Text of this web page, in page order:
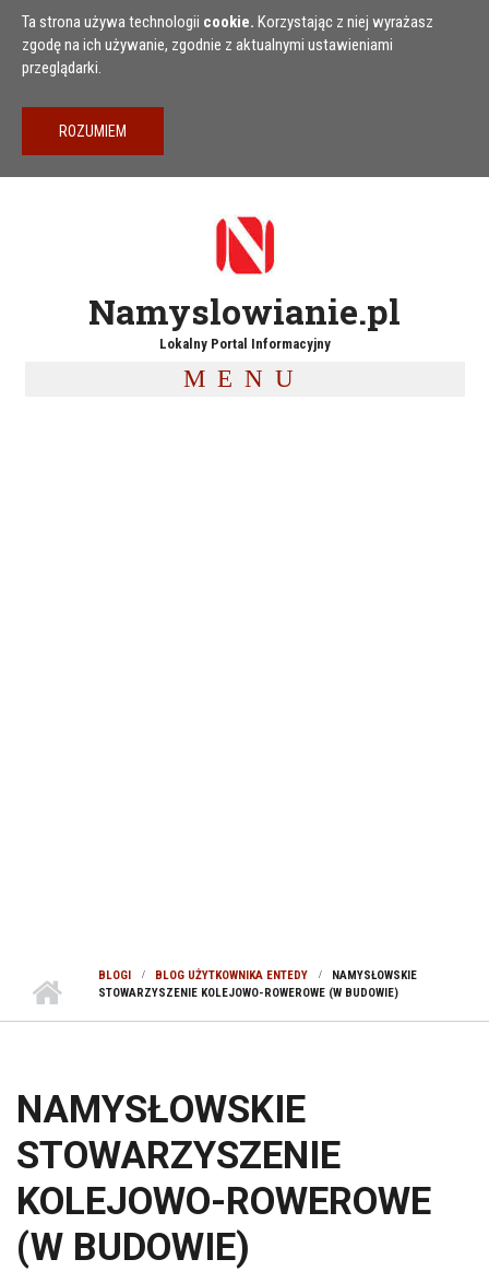
Przejdź do treści
Ta strona używa technologii cookie. Korzystając z niej wyrażasz
zgodę na ich używanie, zgodnie z aktualnymi ustawieniami
przeglądarki.
Namyslowianie.pl
Lokalny Portal Informacyjny
MENU
BLOGI BLOG UŻYTKOWNIKA ENTEDY
NAMYSŁOWSKIE
STOWARZYSZENIE KOLEJOWO-ROWEROWE (W BUDOWIE)
NAMYSŁOWSKIE
STOWARZYSZENIE
KOLEJOWO-ROWEROWE
(W BUDOWIE)